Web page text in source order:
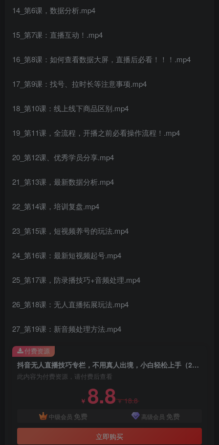
14_第6课，数据分析.mp4
15_第7课：直播互动！.mp4
16_第8课：如何查看数据大屏，直播后必看！！！.mp4
17_第9课：找号、拉时长等注意事项.mp4
18_第10课：线上线下商品区别.mp4
19_第11课，全流程，开播之前必看操作流程！.mp4
20_第12课、优秀学员分享.mp4
21_第13课，最新数据分析.mp4
22_第14课，培训复盘.mp4
23_第15课，短视频养号的玩法.mp4
24_第16课：最新短视频起号.mp4
25_第17课，防录播技巧+音频处理.mp4
26_第18课：无人直播拓展玩法.mp4
27_第19课：新音频处理方法.mp4
抖音无人直播技巧专栏，不用真人出境，小白轻松上手（27节）
此内容为付费资源，请付费后查看
￥ 8.8￥18.8
中级会员 免费 高级会员 免费
立即购买
付费资源